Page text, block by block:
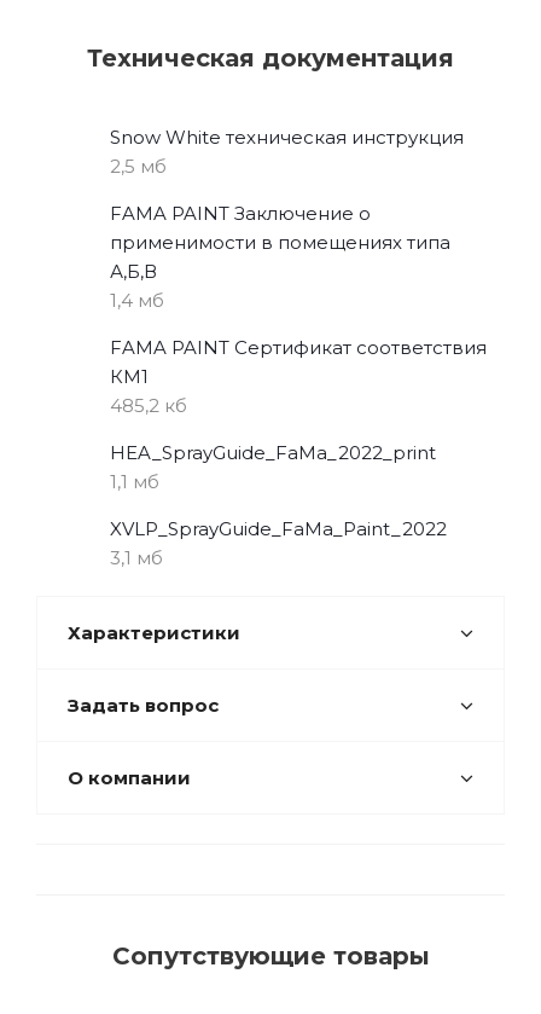
Техническая документация
Snow White техническая инструкция
2,5 мб
FAMA PAINT Заключение о
применимости в помещениях типа
А,Б,В
1,4 мб
FAMA PAINT Сертификат соответствия
КМ1
485,2 кб
HEA_SprayGuide_FaMa_2022_print
1,1 мб
XVLP_SprayGuide_FaMa_Paint_2022
3,1 мб
Характеристики
Задать вопрос
О компании
Сопутствующие товары